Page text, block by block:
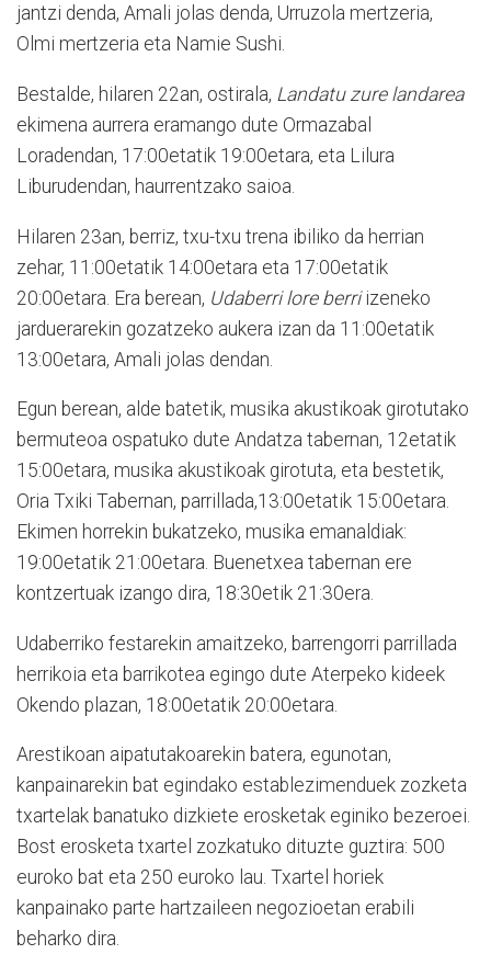
jantzi denda, Amali jolas denda, Urruzola mertzeria,
Olmi mertzeria eta Namie Sushi.
Bestalde, hilaren 22an, ostirala, Landatu zure landarea
ekimena aurrera eramango dute Ormazabal
Loradendan, 17:00etatik 19:00etara, eta Lilura
Liburudendan, haurrentzako saioa.
Hilaren 23an, berriz, txu-txu trena ibiliko da herrian
zehar, 11:00etatik 14:00etara eta 17:00etatik
20:00etara. Era berean, Udaberri lore berriizeneko
jarduerarekin gozatzeko aukera izan da 11:00etatik
13:00etara, Amali jolas dendan.
Egun berean, alde batetik, musika akustikoak girotutako
bermuteoa ospatuko dute Andatza tabernan, 12etatik
15:00etara, musika akustikoak girotuta, eta bestetik,
Oria Txiki Tabernan, parrillada,13:00etatik 15:00etara.
Ekimen horrekin bukatzeko, musika emanaldiak:
19:00etatik 21:00etara. Buenetxea tabernan ere
kontzertuak izango dira, 18:30etik 21:30era.
Udaberriko festarekin amaitzeko, barrengorri parrillada
herrikoia eta barrikotea egingo dute Aterpeko kideek
Okendo plazan, 18:00etatik 20:00etara.
Arestikoan aipatutakoarekin batera, egunotan,
kanpainarekin bat egindako establezimenduek zozketa
txartelak banatuko dizkiete erosketak eginiko bezeroei.
Bost erosketa txartel zozkatuko dituzte guztira: 500
euroko bat eta 250 euroko lau. Txartel horiek
kanpainako parte hartzaileen negozioetan erabili
beharko dira.